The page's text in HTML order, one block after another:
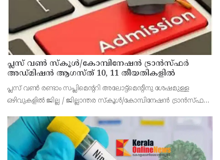
പ്ലസ് വൺ സ്‌കൂൾ/കോമ്പിനേഷൻ ട്രാൻസ്ഫർ
അഡ്മിഷൻ ആഗസ്ത് 10, 11 തീയതികളിൽ
പ്ലസ് വൺ രണ്ടാം സപ്ലിമെന്ററി അലോട്ട്‌മെന്റിനു ശേഷമുള്ള
ഒഴിവുകളിൽ ജില്ല / ജില്ലാന്തര സ്‌കൂൾ/കോമ്പിനേഷൻ ട്രാൻസ്ഫർ
വൈകിട്ട് 4 മണി വരെ നൽകിയിരുന്നു